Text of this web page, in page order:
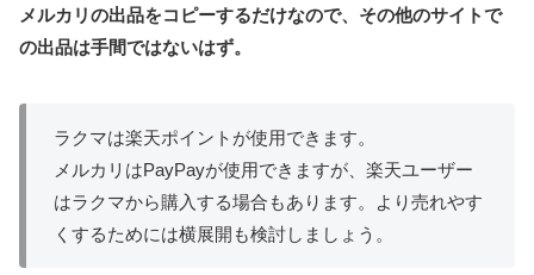
メルカリの出品をコピーするだけなので、その他のサイトで
の出品は手間ではないはず。
ラクマは楽天ポイントが使用できます。
メルカリはPayPayが使用できますが、楽天ユーザー
はラクマから購入する場合もあります。より売れやす
くするためには横展開も検討しましょう。